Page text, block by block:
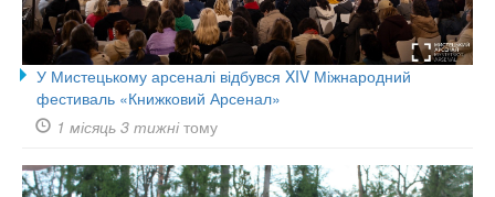
У Мистецькому арсеналі відбувся XIV Міжнародний
фестиваль «Книжковий Арсенал»
1 місяць 3 тижнітому